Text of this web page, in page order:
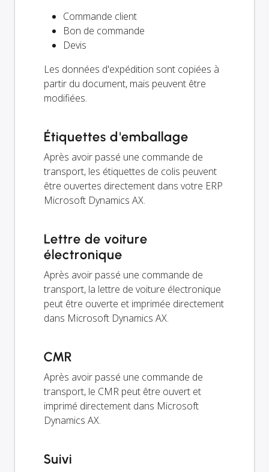
Commande client
Bon de commande
Devis
Les données d'expédition sont copiées à
partir du document, mais peuvent être
modifiées.
Étiquettes d'emballage
Après avoir passé une commande de
transport, les étiquettes de colis peuvent
être ouvertes directement dans votre ERP
Microsoft Dynamics AX.
Lettre de voiture
électronique
Après avoir passé une commande de
transport, la lettre de voiture électronique
peut être ouverte et imprimée directement
dans Microsoft Dynamics AX.
CMR
Après avoir passé une commande de
transport, le CMR peut être ouvert et
imprimé directement dans Microsoft
Dynamics AX.
Suivi